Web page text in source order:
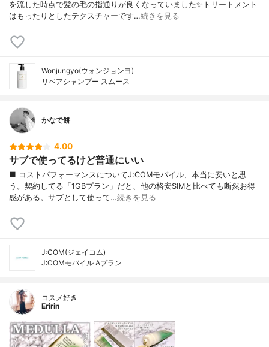
を流した時点で髪の毛の指通りが良くなっていました✨トリートメント
はもったりとしたテクスチャーです…続きを見る
Wonjungyo(ウォンジョンヨ)
リペアシャンプー スムース
かなで餅
4.00
サブで使ってるけど普通にいい
■ コストパフォーマンスについてJ:COMモバイル、本当に安いと思
う。契約してる「1GBプラン」だと、他の格安SIMと比べても断然お得
感がある。サブとして使って…続きを見る
J:COM(ジェイコム)
J:COMモバイル Aプラン
コスメ好き
Eririn